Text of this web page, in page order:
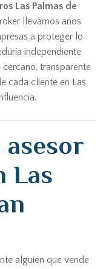
Las Palmas de
llevamos años
a proteger lo
independiente
transparente
cada cliente en Las
asesor
Las
alguien que vende